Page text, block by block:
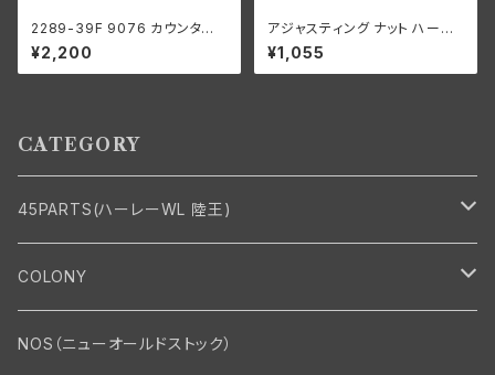
2289-39F 9076 カウンター
シャフト ロングローラー 1ギア
ボックス用 .0004オーバーサイ
ズ
¥2,200
アジャスティング ナット ハーレ
ーダビッドソン 全スプリンガー
モデル クロームメッキ
¥1,055
CATEGORY
45PARTS(ハーレーWL 陸王)
エンジン
エンジン・シリンダーヘッド
マフラー・インテーク・キャブレター
COLONY
Bolt・Nut
NOS（ニューオールドストック）